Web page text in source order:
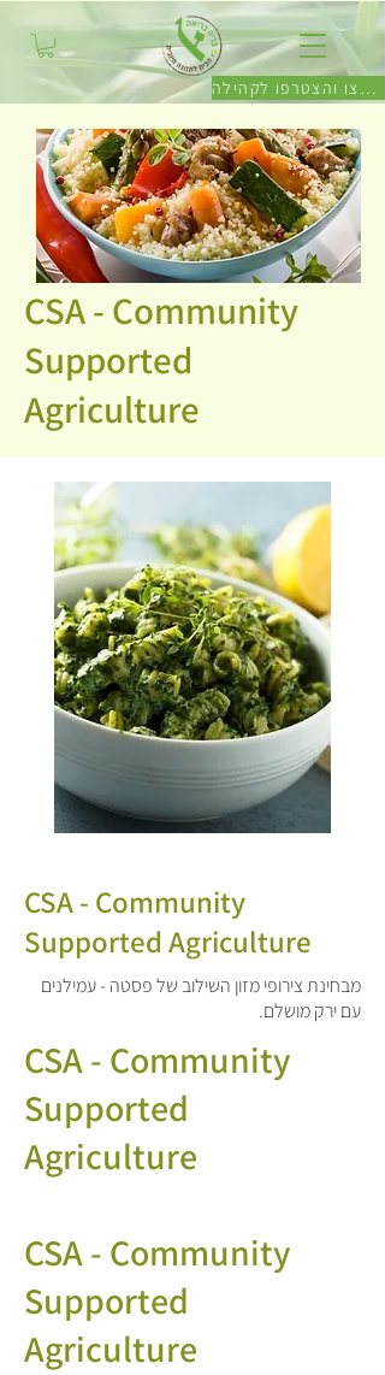
לחצו והצטרפו לקהילה
CSA - Community
Supported
Agriculture
CSA - Community
Supported Agriculture
מבחינת צירופי מזון השילוב של פסטה - עמילנים
עם ירק מושלם.
CSA - Community
Supported
Agriculture
CSA - Community
Supported
Agriculture